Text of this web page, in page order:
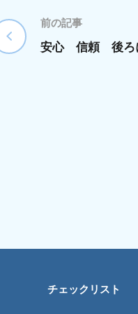
前の記事
安心 信頼 後ろ
チェックリスト